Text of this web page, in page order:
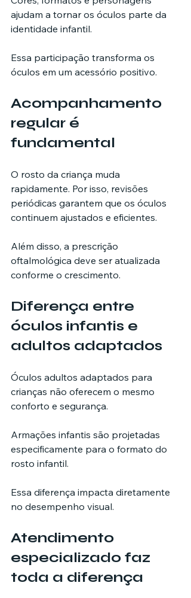
ajudam a tornar os óculos parte da
identidade infantil.
Essa participação transforma os
óculos em um acessório positivo.
Acompanhamento
regular é
fundamental
O rosto da criança muda
rapidamente. Por isso, revisões
periódicas garantem que os óculos
continuem ajustados e eficientes.
Além disso, a prescrição
oftalmológica deve ser atualizada
conforme o crescimento.
Diferença entre
óculos infantis e
adultos adaptados
Óculos adultos adaptados para
crianças não oferecem o mesmo
conforto e segurança.
Armações infantis são projetadas
especificamente para o formato do
rosto infantil.
Essa diferença impacta diretamente
no desempenho visual.
Atendimento
especializado faz
toda a diferença